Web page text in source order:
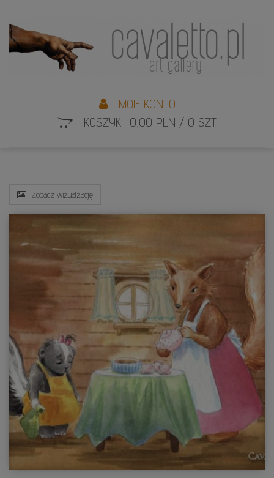
MOJE KONTO
KOSZYK: 0,00 PLN / 0 SZT.
Zobacz wizualizację